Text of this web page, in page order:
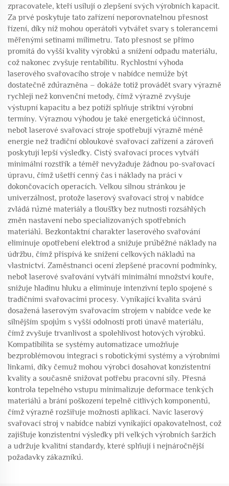
zpracovatele, kteří usilují o zlepšení svých výrobních kapacit.
Za prvé poskytuje tato zařízení neporovnatelnou přesnost
řízení, díky níž mohou operátoři vytvářet svary s tolerancemi
měřenými setinami milimetru. Tato přesnost se přímo
promítá do vyšší kvality výrobků a snížení odpadu materiálu,
což nakonec zvyšuje rentabilitu. Rychlostní výhoda
laserového svařovacího stroje v nabídce nemůže být
dostatečně zdůrazněna – dokáže totiž provádět svary výrazně
rychleji než konvenční metody, čímž výrazně zvyšuje
výstupní kapacitu a bez potíží splňuje striktní výrobní
termíny. Výraznou výhodou je také energetická účinnost,
neboť laserové svařovací stroje spotřebují výrazně méně
energie než tradiční obloukové svařovací zařízení a zároveň
poskytují lepší výsledky. Čistý svařovací proces vytváří
minimální rozstřik a téměř nevyžaduje žádnou po-svařovací
úpravu, čímž ušetří cenný čas i náklady na práci v
dokončovacích operacích. Velkou silnou stránkou je
univerzálnost, protože laserový svařovací stroj v nabídce
zvládá různé materiály a tloušťky bez nutnosti rozsáhlých
změn nastavení nebo specializovaných spotřebních
materiálů. Bezkontaktní charakter laserového svařování
eliminuje opotřebení elektrod a snižuje průběžné náklady na
údržbu, čímž přispívá ke snížení celkových nákladů na
vlastnictví. Zaměstnanci ocení zlepšené pracovní podmínky,
neboť laserové svařování vytváří minimální množství kouře,
snižuje hladinu hluku a eliminuje intenzivní teplo spojené s
tradičními svařovacími procesy. Vynikající kvalita svárů
dosažená laserovým svařovacím strojem v nabídce vede ke
silnějším spojům s vyšší odolností proti únavě materiálu,
čímž zvyšuje trvanlivost a spolehlivost hotových výrobků.
Kompatibilita se systémy automatizace umožňuje
bezproblémovou integraci s robotickými systémy a výrobními
linkami, díky čemuž mohou výrobci dosahovat konzistentní
kvality a současně snižovat potřebu pracovní síly. Přesná
kontrola tepelného vstupu minimalizuje deformace tenkých
materiálů a brání poškození tepelně citlivých komponentů,
čímž výrazně rozšiřuje možnosti aplikací. Navíc laserový
svařovací stroj v nabídce nabízí vynikající opakovatelnost, což
zajišťuje konzistentní výsledky při velkých výrobních šaržích
a udržuje kvalitní standardy, které splňují i nejnáročnější
požadavky zákazníků.